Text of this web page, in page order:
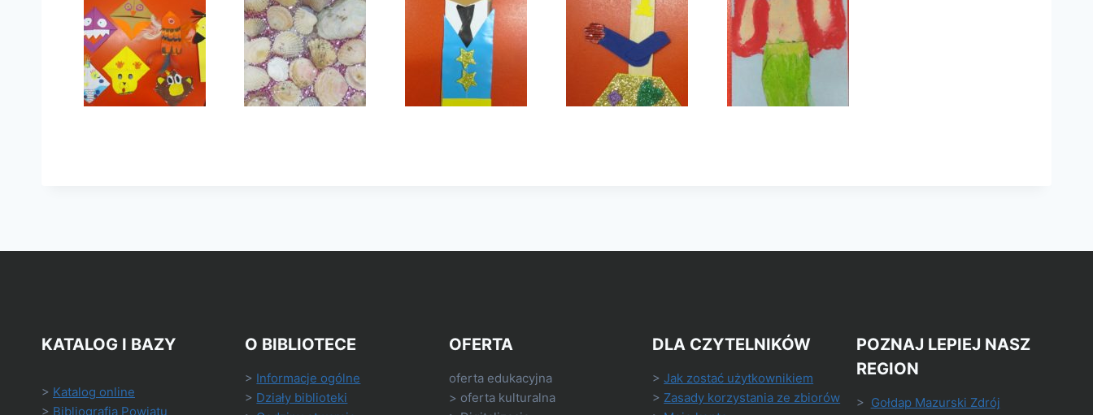
KATALOG I BAZY
> Katalog online
> Bibliografia Powiatu
O BIBLIOTECE
> Informacje ogólne
> Działy biblioteki
OFERTA
oferta edukacyjna
> oferta kulturalna
DLA CZYTELNIKÓW
>Jak zostać użytkownikiem
> Zasady korzystania ze zbiorów
POZNAJ LEPIEJ NASZ
REGION
> Gołdap Mazurski Zdrój